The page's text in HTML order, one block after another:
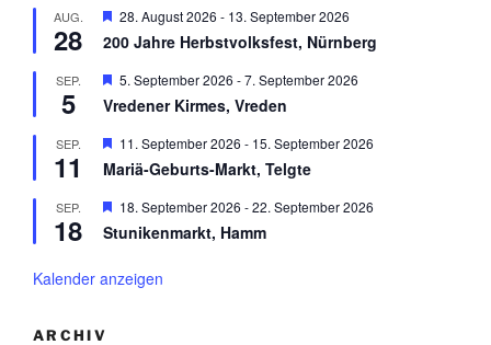
e
n
e
h
o
e
o
r
e
h
o
e
AUG.
28
H
r
o
r
e
h
o
e
28. August 2026 - 13. September 2026
200 Jahre Herbstvolksfest, Nürnberg
SEP.
5
H
r
o
r
e
h
o
n
5. September 2026 -7. September 2026
Vredener Kirmes, Vreden
SEP.
11
H
r
o
r
h
11. September 2026 - 15. September 2026
Mariä-Geburts-Markt, Telgte
SEP.
18
H
r
o
18. September 2026 -22. September 2026
Stunikenmarkt, Hamm
Kalender anzeigen
ARCHIV